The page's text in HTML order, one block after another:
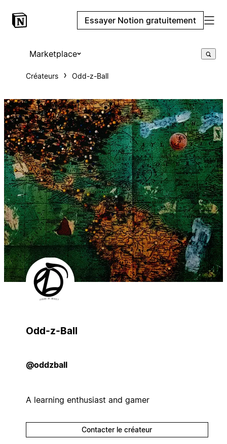
Essayer Notion gratuitement
Marketplace
Créateurs Odd-z-Ball
Odd-z-Ball
@oddzball
A learning enthusiast and gamer
Contacter le créateur